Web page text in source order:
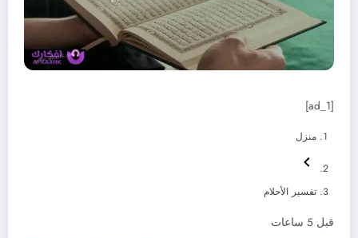
[ad_1]
منزل
تفسير الأحلام
قبل 5 ساعات